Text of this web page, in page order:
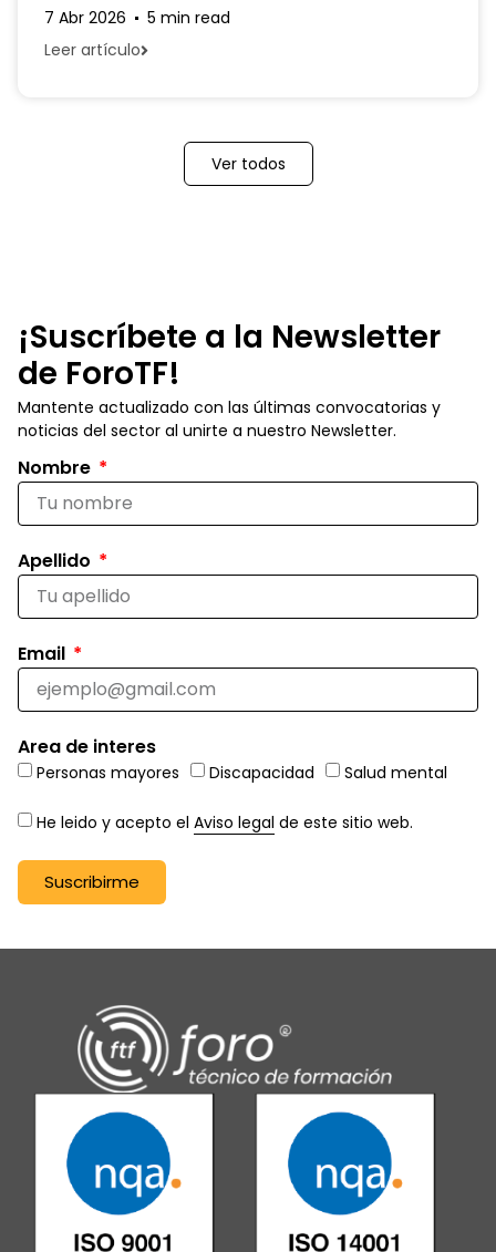
7 Abr 2026
5 min read
Leer artículo
Ver todos
¡Suscríbete a la Newsletter
de ForoTF!
Mantente actualizado con las últimas convocatorias y
noticias del sector al unirte a nuestro Newsletter.
Nombre
Apellido
Email
Area de interes
Personas mayores Discapacidad Salud mental
He leido y acepto el Aviso legal de este sitio web.
Suscribirme